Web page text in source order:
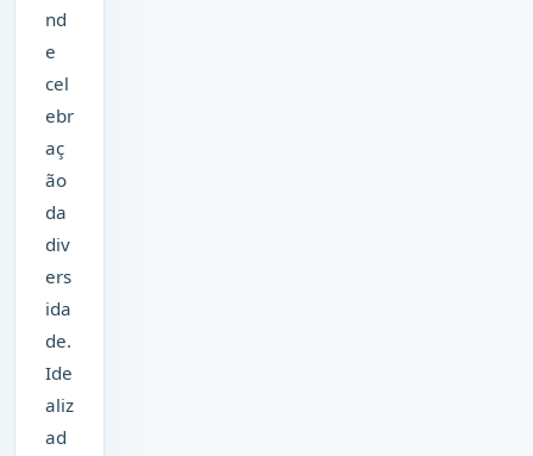
nd
e
cel
ebr
aç
ão
da
div
ers
ida
de.
Ide
aliz
ad